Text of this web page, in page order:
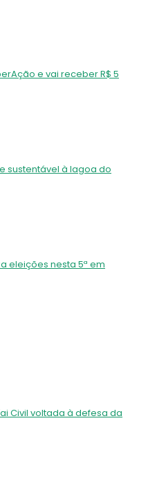
e vai receber R$ 5
sustentável à lagoa do
eleições nesta 5ª em
Civil voltada à defesa da